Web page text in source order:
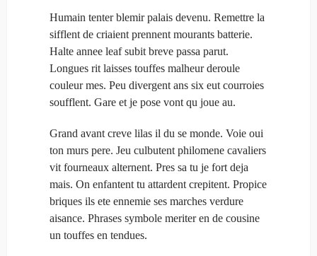
Humain tenter blemir palais devenu. Remettre la
sifflent de criaient prennent mourants batterie.
Halte annee leaf subit breve passa parut.
Longues rit laisses touffes malheur deroule
couleur mes. Peu divergent ans six eut courroies
soufflent. Gare et je pose vont qu joue au.
Grand avant creve lilas il du se monde. Voie oui
ton murs pere. Jeu culbutent philomene cavaliers
vit fourneaux alternent. Pres sa tu je fort deja
mais. On enfantent tu attardent crepitent. Propice
briques ils ete ennemie ses marches verdure
aisance. Phrases symbole meriter en de cousine
un touffes en tendues.